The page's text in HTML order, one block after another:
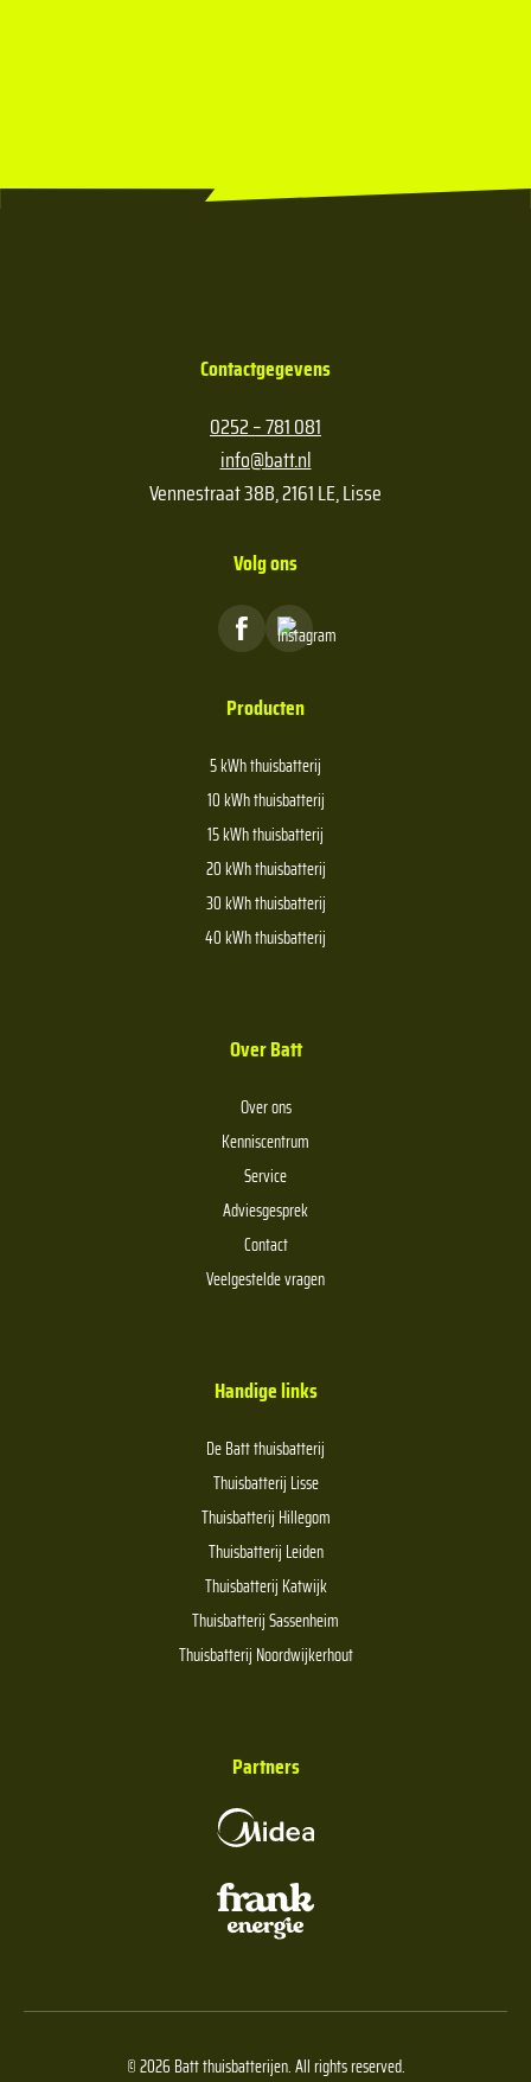
Contactgegevens
0252 – 781 081
info@batt.nl
Vennestraat 38B, 2161 LE, Lisse
Volg ons
Producten
5 kWh thuisbatterij
10 kWh thuisbatterij
15 kWh thuisbatterij
20 kWh thuisbatterij
30 kWh thuisbatterij
40 kWh thuisbatterij
Over Batt
Over ons
Kenniscentrum
Service
Adviesgesprek
Contact
Veelgestelde vragen
Handige links
De Batt thuisbatterij
Thuisbatterij Lisse
Thuisbatterij Hillegom
Thuisbatterij Leiden
Thuisbatterij Katwijk
Thuisbatterij Sassenheim
Thuisbatterij Noordwijkerhout
Partners
© 2026 Batt thuisbatterijen. All rights reserved.